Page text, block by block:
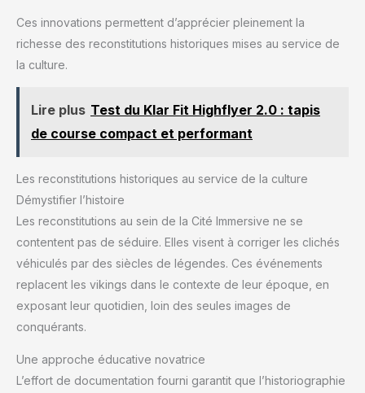
robuste avec une finition polie
de qualité alimentaire et un
fond 100 % étanche, la corne
protéger votre ensemble -
parfait pour offrir ou ranger
entre deux aventures.
Ces innovations permettent d’apprécier pleinement la
richesse des reconstitutions historiques mises au service de
la culture.
Lire plus Test du Klar Fit Highflyer 2.0 : tapis
de course compact et performant
Les reconstitutions historiques au service de la culture
Démystifier l’histoire
Les reconstitutions au sein de la Cité Immersive ne se
contentent pas de séduire. Elles visent à corriger les clichés
véhiculés par des siècles de légendes. Ces événements
replacent les vikings dans le contexte de leur époque, en
exposant leur quotidien, loin des seules images de
conquérants.
Une approche éducative novatrice
L’effort de documentation fourni garantit que l’historiographie